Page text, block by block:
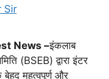
Sir
News –इंकलाब
(BSEB) द्वारा इंटर
महत्वपूर्ण और